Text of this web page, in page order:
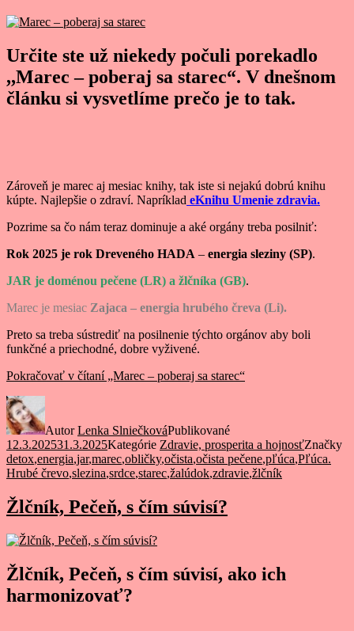
Určite ste už niekedy počuli porekadlo
,,Marec – poberaj sa starec“. V dnešnom
článku si vysvetlíme prečo je to tak.
Zároveň je marec aj mesiac knihy, tak iste si nejakú dobrú knihu
kúpte. Najlepšie o zdraví. Napríklad eKnihu Umenie zdravia.
Pozrime sa čo nám teraz dominuje a aké orgány treba posilniť:
Rok 2025 je rok Dreveného HADA – energia sleziny (SP).
JAR je doménou pečene (LR) a žlčníka (GB).
Marec je mesiac Zajaca – energia hrubého čreva (Li).
Preto sa treba sústrediť na posilnenie týchto orgánov aby boli
funkčné a priechodné, dobre vyživené.
Pokračovať v čítaní„Marec – poberaj sa starec“
AutorLenka SlniečkováPublikované
12.3.202531.3.2025Kategórie Zdravie, prosperita a hojnosťZnačky
detox,energia,jar,marec,obličky,očista,očista pečene,pľúca,Pľúca.
Hrubé črevo,slezina,srdce,starec,žalúdok,zdravie,žlčník
Žlčník, Pečeň, s čím súvisí?
Žlčník, Pečeň, s čím súvisí, ako ich
harmonizovať?